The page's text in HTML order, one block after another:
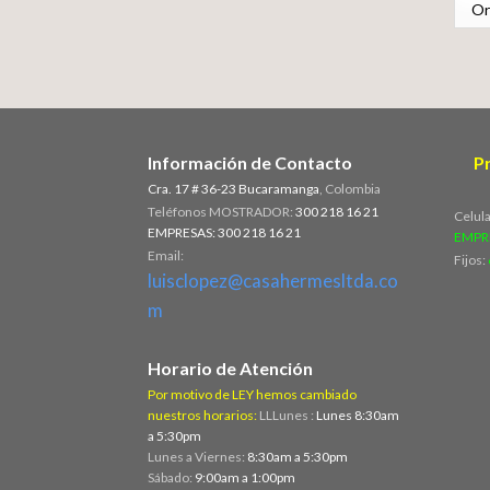
Información de Contacto
Cra. 17 # 36-23 Bucaramanga , Colombia
Teléfonos MOSTRADOR: 300 218 16 21
EMPRESAS: 300 218 16 21
Email:
luisclopez@casahermesltda.co
m
Horario de Atención
Por motivo de LEY hemos cambiado
nuestros horarios: LLLunes : Lunes 8:30am
a 5:30pm
Lunes a Viernes: 8:30am a 5:30pm
Sábado: 9:00am a 1:00pm
Fijos: